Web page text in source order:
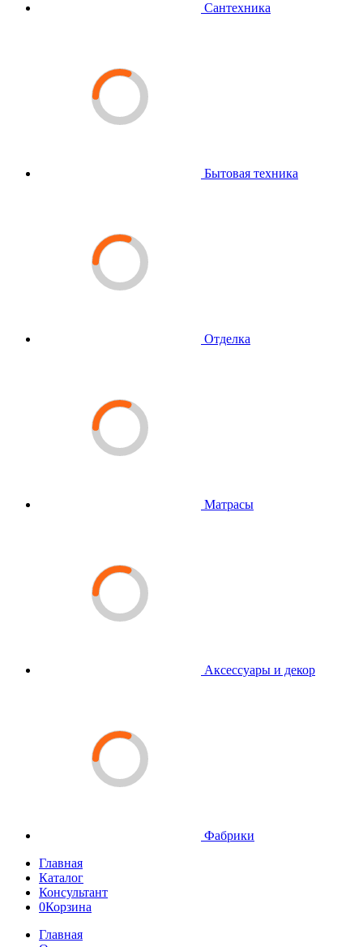
Сантехника
Бытовая техника
Отделка
Матрасы
Аксессуары и декор
Фабрики
Главная
Каталог
Консультант
0Корзина
Главная